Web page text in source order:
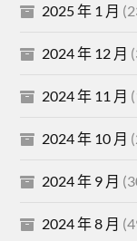
2025 年 1 月
2024 年 12 月
2024 年 11 月
2024 年 10 月
2024 年 9 月
2024 年 8 月